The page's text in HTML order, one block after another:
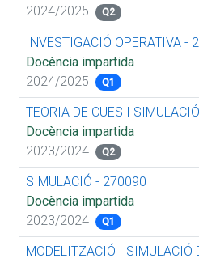
2024/2025
Q2
INVESTIGACIÓ OPERATIVA -
Docència impartida
2024/2025
Q1
TEORIA DE CUES I
Docència impartida
2023/2024
Q2
SIMULACIÓ - 270090
Docència impartida
2023/2024
Q1
MODELITZACIÓ I SIMULACIÓ